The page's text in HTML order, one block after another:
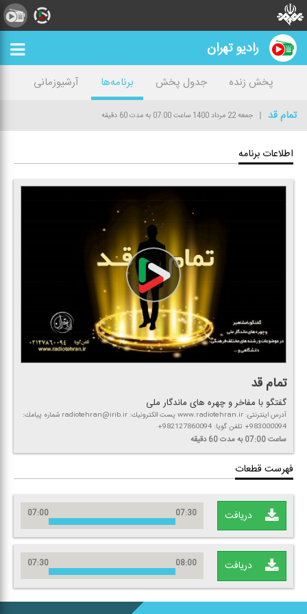
رادیو تهران
پخش زنده جدول پخش برنامه‌ها
آرشیوزمانی
تمام قد
جمعه 22 مرداد 1400 ساعت 07:00 به مدت 60 دقیقه
اطلاعات برنامه
تمام قد
گفتگو با مفاخر و چهره های ماندگار ملی
آدرس اینترنتی: www.radiotehran.ir پست الكترونیك: radiotehran@irib.ir شماره پیامك:
983000094+ تلفن گویا: 982127860094+
ساعت 07:00 به مدت 60 دقیقه
فهرست قطعات
دریافت 07:00 07:30
دریافت 07:30 08:00